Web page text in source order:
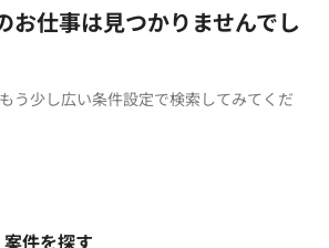
お仕事は見つかりませんでし
う少し広い条件設定で検索してみてくだ
件を探す